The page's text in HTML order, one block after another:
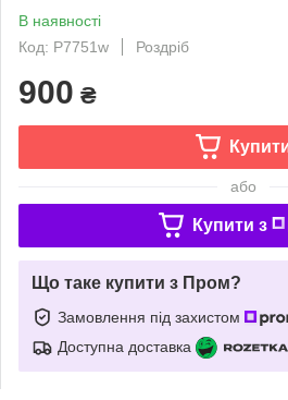
В наявності
Код: P7751w
Роздріб
900 ₴
або
Купити з
Що таке купити з Пром?
Замовлення під захистом
Доступна доставка